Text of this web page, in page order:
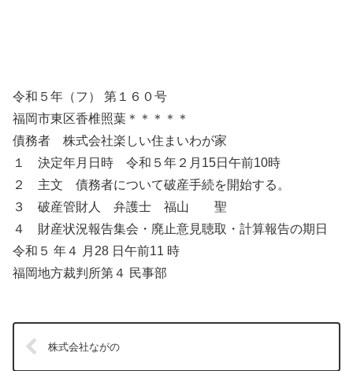
令和５年（フ） 第１６０号
福岡市東区香椎照葉＊＊＊＊＊
債務者 株式会社楽しい住まいわが家
１ 決定年月日時 令和５年２月15日午前10時
２ 主文 債務者について破産手続を開始する。
３ 破産管財人 弁護士 福山 聖
４ 財産状況報告集会・廃止意見聴取・計算報告の期日
令和５ 年４ 月28 日午前11 時
福岡地方裁判所第４ 民事部
株式会社ながの